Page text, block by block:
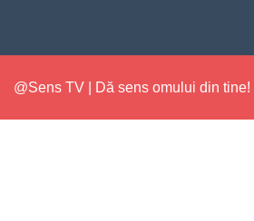
@Sens TV | Dă sens omului din tine!